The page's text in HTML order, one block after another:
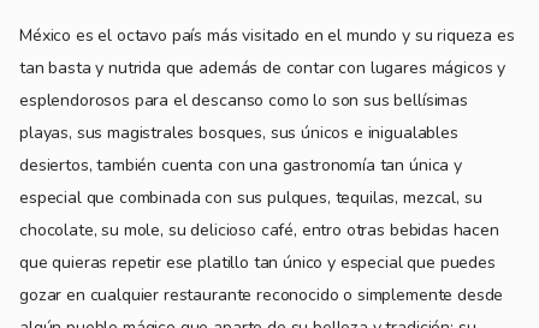
México es el octavo país más visitado en el mundo y su riqueza es
tan basta y nutrida que además de contar con lugares mágicos y
esplendorosos para el descanso como lo son sus bellísimas
playas, sus magistrales bosques, sus únicos e inigualables
desiertos, también cuenta con una gastronomía tan única y
especial que combinada con sus pulques, tequilas, mezcal, su
chocolate, su mole, su delicioso café, entro otras bebidas hacen
que quieras repetir ese platillo tan único y especial que puedes
gozar en cualquier restaurante reconocido o simplemente desde